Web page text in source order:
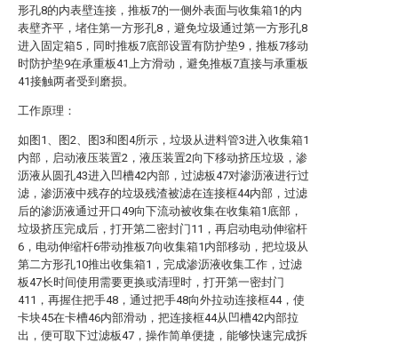
形孔8的内表壁连接，推板7的一侧外表面与收集箱1的内
表壁齐平，堵住第一方形孔8，避免垃圾通过第一方形孔8
进入固定箱5，同时推板7底部设置有防护垫9，推板7移动
时防护垫9在承重板41上方滑动，避免推板7直接与承重板
41接触两者受到磨损。
工作原理：
如图1、图2、图3和图4所示，垃圾从进料管3进入收集箱1
内部，启动液压装置2，液压装置2向下移动挤压垃圾，渗
沥液从圆孔43进入凹槽42内部，过滤板47对渗沥液进行过
滤，渗沥液中残存的垃圾残渣被滤在连接框44内部，过滤
后的渗沥液通过开口49向下流动被收集在收集箱1底部，
垃圾挤压完成后，打开第二密封门11，再启动电动伸缩杆
6，电动伸缩杆6带动推板7向收集箱1内部移动，把垃圾从
第二方形孔10推出收集箱1，完成渗沥液收集工作，过滤
板47长时间使用需要更换或清理时，打开第一密封门
411，再握住把手48，通过把手48向外拉动连接框44，使
卡块45在卡槽46内部滑动，把连接框44从凹槽42内部拉
出，便可取下过滤板47，操作简单便捷，能够快速完成拆